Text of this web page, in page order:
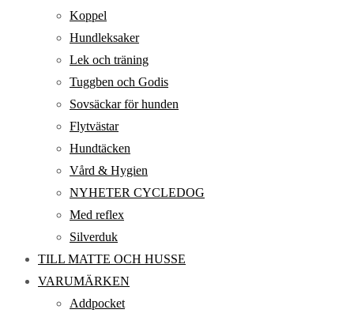
Koppel
Hundleksaker
Lek och träning
Tuggben och Godis
Sovsäckar för hunden
Flytvästar
Hundtäcken
Vård & Hygien
NYHETER CYCLEDOG
Med reflex
Silverduk
TILL MATTE OCH HUSSE
VARUMÄRKEN
Addpocket